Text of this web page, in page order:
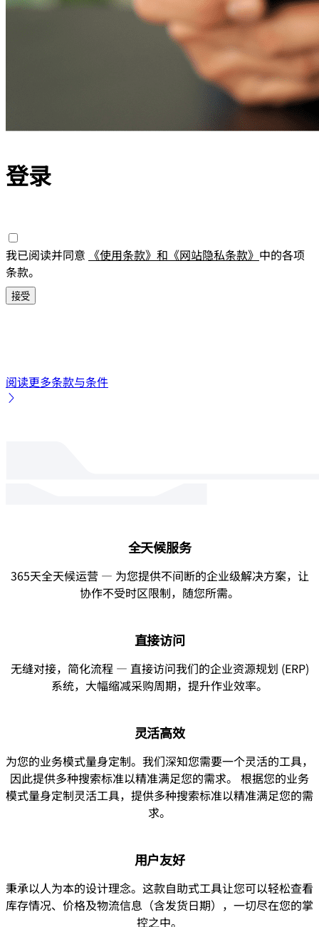
登录
我已阅读并同意 《使用条款》和《网站隐私条款》 中的各项
条款。
阅读更多条款与条件
全天候服务
365天全天候运营 — 为您提供不间断的企业级解决方案，让
协作不受时区限制，随您所需。
直接访问
无缝对接，简化流程 — 直接访问我们的企业资源规划 (ERP)
系统，大幅缩减采购周期，提升作业效率。
灵活高效
为您的业务模式量身定制。我们深知您需要一个灵活的工具，
因此提供多种搜索标准以精准满足您的需求。 根据您的业务
模式量身定制灵活工具，提供多种搜索标准以精准满足您的需
求。
用户友好
秉承以人为本的设计理念。这款自助式工具让您可以轻松查看
库存情况、价格及物流信息（含发货日期），一切尽在您的掌
控之中。